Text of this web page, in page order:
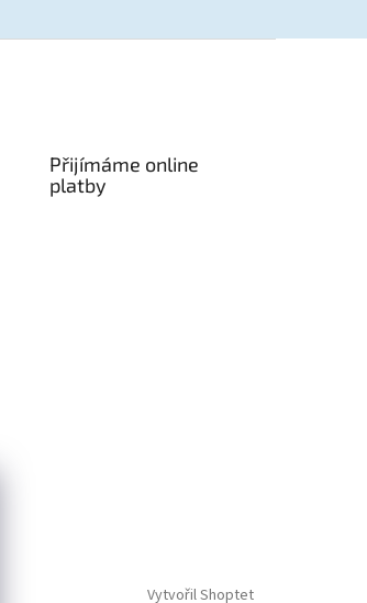
Přijímáme online
platby
Vytvořil Shoptet